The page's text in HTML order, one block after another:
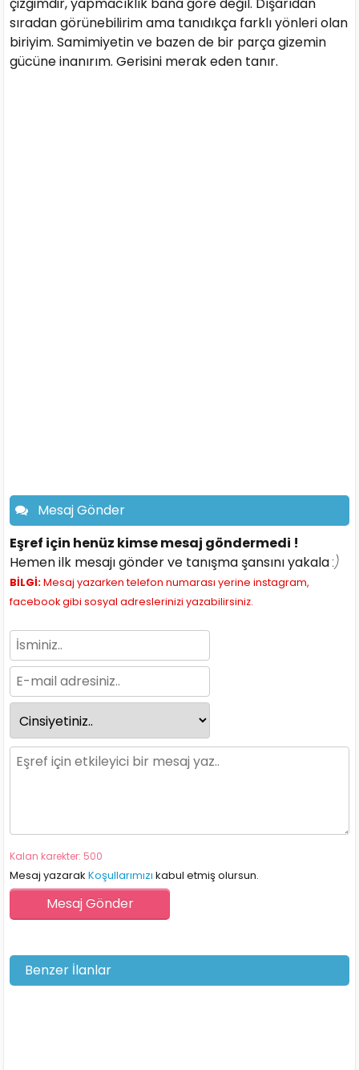
sıradan görünebilirim ama tanıdıkça farklı yönleri olan
biriyim. Samimiyetin ve bazen de bir parça gizemin
gücüne inanırım. Gerisini merak eden tanır.
Mesaj Gönder
Eşref için henüz kimse mesaj göndermedi !
Hemen ilk mesajı gönder ve tanışma şansını yakala:)
BİLGİ:Mesaj yazarken telefon numarası yerine instagram,
facebook gibi sosyal adreslerinizi yazabilirsiniz.
Kalan karekter: 500
Mesaj yazarakKoşullarımızı kabul etmiş olursun.
Benzer İlanlar